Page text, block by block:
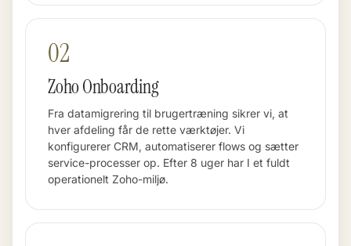
02
Zoho Onboarding
Fra datamigrering til brugertræning sikrer vi, at
hver afdeling får de rette værktøjer. Vi
konfigurerer CRM, automatiserer flows og sætter
service-processer op. Efter 8 uger har I et fuldt
operationelt Zoho-miljø.